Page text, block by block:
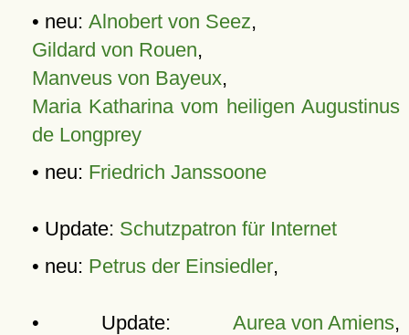
• neu: Alnobert von Seez,
Gildard von Rouen,
Manveus von Bayeux,
Maria Katharina vom heiligen Augustinus
de Longprey
• neu: Friedrich Janssoone
• Update: Schutzpatron für Internet
• neu: Petrus der Einsiedler,
• Update: Aurea von Amiens,